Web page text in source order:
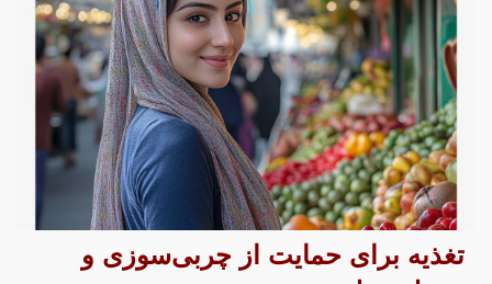
تغذیه برای حمایت از چربی‌سوزی و